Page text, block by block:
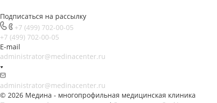
Подписаться на рассылку
+7 (499) 702-00-05
+7 (499) 702-00-05
E-mail
administrator@medinacenter.ru
administrator@medinacenter.ru
© 2026 Медина - многопрофильная медицинская клиника